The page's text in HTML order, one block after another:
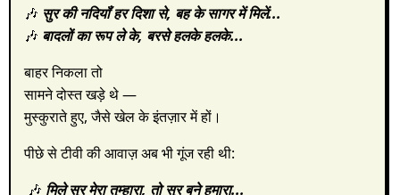
🎶 सुर की नदियॉं हर दिशा से, बह के सागर में मिलें...
🎶 बादलों का रूप ले के, बरसे हलके हलके...
बाहर निकला तो
सामने दोस्त खड़े थे —
मुस्कुराते हुए, जैसे खेल के इंतज़ार में हों।
पीछे से टीवी की आवाज़ अब भी गूंज रही थी:
🎶 मिले सुर मेरा तुम्हारा, तो सुर बने हमारा...